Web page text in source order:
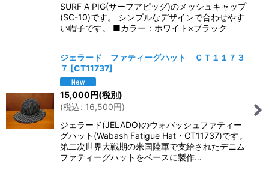
SURF A PIG(サーフアピッグ)のメッシュキャップ
(SC-10)です。 シンプルなデザインで合わせやす
い帽子です。 ■カラー：ホワイト×ブラック
ジェラード ファティーグハット ＣＴ１１７３
７ [CT11737]
15,000円(税別)
(税込: 16,500円)
ジェラード(JELADO)のウォバッシュファティー
グハット(Wabash Fatigue Hat・CT11737)です。
第二次世界大戦期の米国陸軍で支給されたデニム
ファティーグハットをベースに製作…